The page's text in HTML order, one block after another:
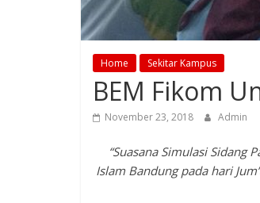
Home Sekitar Kampus
BEM Fikom
November 23, 2018 Admin
“Suasana Simulasi Sidang
Islam Bandung pada hari